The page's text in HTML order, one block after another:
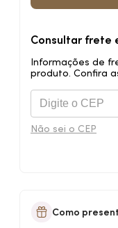
Consultar frete
Informações de
produto. Confira
Não sei o CEP
Como